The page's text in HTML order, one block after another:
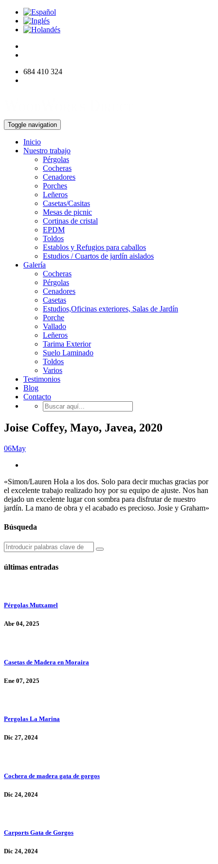
684 410 324
Toggle navigation
Inicio
Nuestro trabajo
Pérgolas
Cocheras
Cenadores
Porches
Leñeros
Casetas/Casitas
Mesas de picnic
Cortinas de cristal
EPDM
Toldos
Establos y Refugios para caballos
Estudios / Cuartos de jardín aislados
Galería
Cocheras
Pérgolas
Cenadores
Casetas
Estudios,Oficinas exteriores, Salas de Jardín
Porche
Vallado
Leñeros
Tarima Exterior
Suelo Laminado
Toldos
Varios
Testimonios
Blog
Contacto
Joise Coffey, Mayo, Javea, 2020
06May
«Simon/Lauren Hola a los dos. Solo para decir muchas gracias por
el excelente trabajo realizado hoy por su equipo de ajuste. Nos han
dejado un excelente lugar con sombra para disfrutar de nuestro
jardín. La mano de obra y el acabado es precioso. Josie y Graham»
Búsqueda
últimas entradas
Pérgolas Mutxamel
Abr 04, 2025
Casetas de Madera en Moraira
Ene 07, 2025
Pergolas La Marina
Dic 27, 2024
Cochera de madera gata de gorgos
Dic 24, 2024
Carports Gata de Gorgos
Dic 24, 2024